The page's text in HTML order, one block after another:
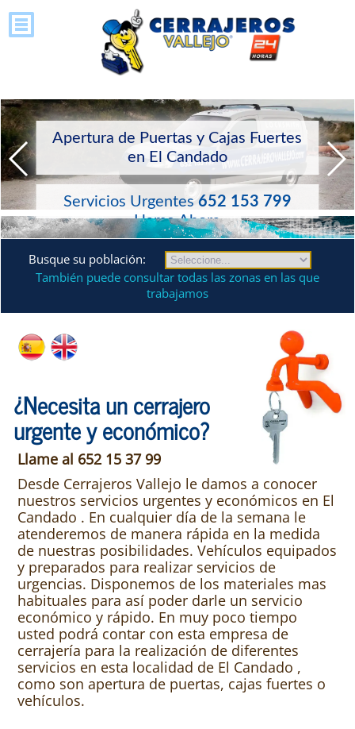
Apertura de Puertas y Cajas Fuertes
en El Candado
Servicios Urgentes 652 153 799
Llame Ahora
Busque su población:
También puede consultar todas las zonas en las que
trabajamos
¿Necesita un cerrajero
urgente y económico?
Llame al 652 15 37 99
Desde Cerrajeros Vallejo le damos a conocer
nuestros servicios urgentes y económicos en El
Candado . En cualquier día de la semana le
atenderemos de manera rápida en la medida
de nuestras posibilidades. Vehículos equipados
y preparados para realizar servicios de
urgencias. Disponemos de los materiales mas
habituales para así poder darle un servicio
económico y rápido. En muy poco tiempo
usted podrá contar con esta empresa de
cerrajería para la realización de diferentes
servicios en esta localidad de El Candado ,
como son apertura de puertas, cajas fuertes o
vehículos.